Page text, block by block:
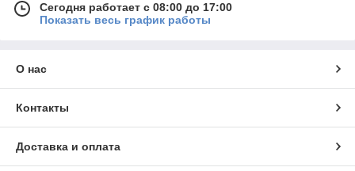
Сегодня работает с 08:00 до 17:00
Показать весь график работы
О нас
Контакты
Доставка и оплата